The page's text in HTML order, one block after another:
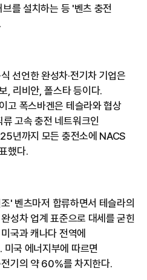
를 설치하는 등 '벤츠 충전
선언한 완성차·전기차 기업은
, 리비안, 폴스타 등이다.
고 폭스바겐은 테슬라와 협상
고속 충전 네트워크인
년까지 모든 충전소에 NACS
했다.
' 벤츠마저 합류하면서 테슬라의
성차 업계 표준으로 대세를 굳힌
국과 캐나다 전역에
국 에너지부에 따르면
기의 약 60%를 차지한다.